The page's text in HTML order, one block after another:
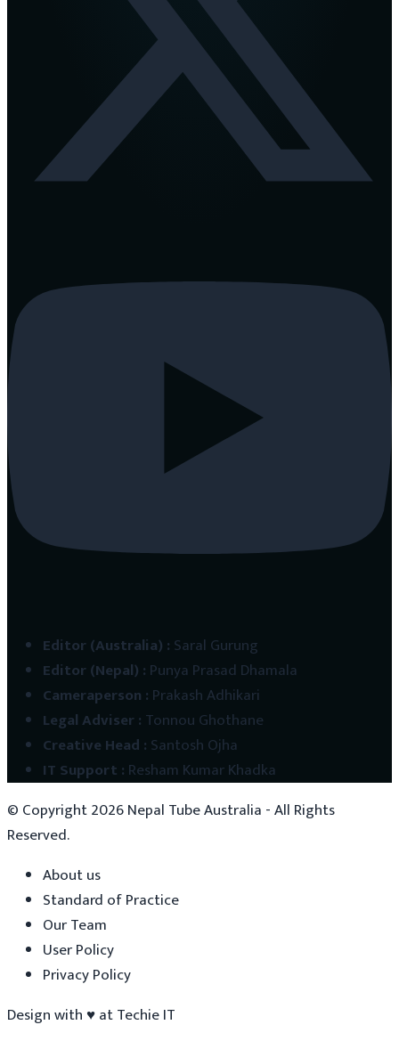
Editor (Australia) : Saral Gurung
Editor (Nepal) : Punya Prasad Dhamala
Cameraperson : Prakash Adhikari
Legal Adviser: Tonnou Ghothane
Creative Head : Santosh Ojha
IT Support : Resham Kumar Khadka
© Copyright2026Nepal Tube Australia - All Rights
Reserved.
About us
Standard of Practice
Our Team
User Policy
Privacy Policy
Design with ♥atTechie IT